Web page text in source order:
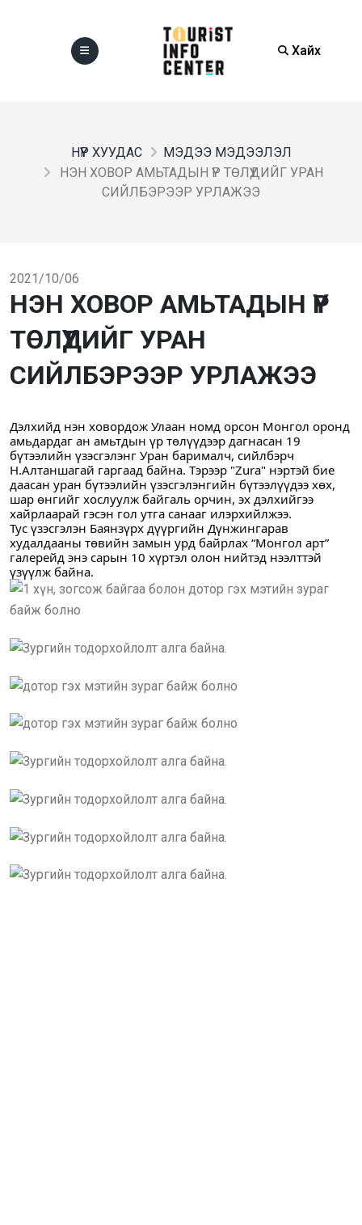
Хайх
НҮҮР ХУУДАС
МЭДЭЭ МЭДЭЭЛЭЛ
НЭН ХОВОР АМЬТАДЫН ҮР ТӨЛҮҮДИЙГ УРАН
СИЙЛБЭРЭЭР УРЛАЖЭЭ
2021/10/06
НЭН ХОВОР АМЬТАДЫН ҮР
ТӨЛҮҮДИЙГ УРАН
СИЙЛБЭРЭЭР УРЛАЖЭЭ
Дэлхийд нэн ховордож Улаан номд орсон Монгол оронд
амьдардаг ан амьтдын үр төлүүдээр дагнасан 19
бүтээлийн үзэсгэлэнг Уран барималч, сийлбэрч
Н.Алтаншагай гаргаад байна. Тэрээр "Zura" нэртэй бие
даасан уран бүтээлийн үзэсгэлэнгийн бүтээлүүдээ хөх,
шар өнгийг хослуулж байгаль орчин, эх дэлхийгээ
хайрлаарай гэсэн гол утга санааг илэрхийлжээ.
Тус үзэсгэлэн Баянзүрх дүүргийн Дүнжингарав
худалдааны төвийн замын урд байрлах “Монгол арт”
галерейд энэ сарын 10 хүртэл олон нийтэд нээлттэй
үзүүлж байна.